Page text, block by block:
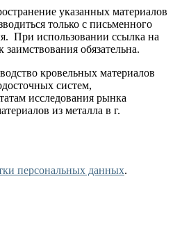
указанных материалов
только с письменного
При использовании ссылка на
обязательна.
кровельных материалов
систем,
исследования рынка
из металла в г.
персональных данных.